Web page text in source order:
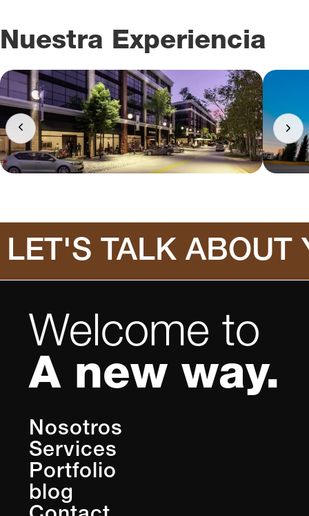
Nuestra Experiencia
LET'S TALK ABOUT
Welcome to
A new way.
Nosotros
Services
Portfolio
blog